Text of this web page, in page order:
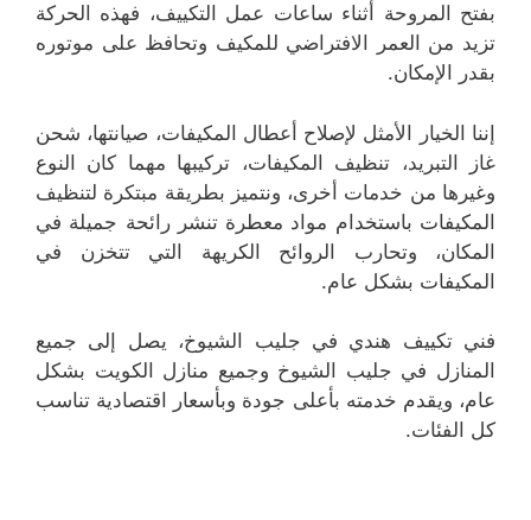
بفتح المروحة أثناء ساعات عمل التكييف، فهذه الحركة
تزيد من العمر الافتراضي للمكيف وتحافظ على موتوره
بقدر الإمكان.
إننا الخيار الأمثل لإصلاح أعطال المكيفات، صيانتها، شحن
غاز التبريد، تنظيف المكيفات، تركيبها مهما كان النوع
وغيرها من خدمات أخرى، ونتميز بطريقة مبتكرة لتنظيف
المكيفات باستخدام مواد معطرة تنشر رائحة جميلة في
المكان، وتحارب الروائح الكريهة التي تتخزن في
المكيفات بشكل عام.
فني تكييف هندي في جليب الشيوخ، يصل إلى جميع
المنازل في جليب الشيوخ وجميع منازل الكويت بشكل
عام، ويقدم خدمته بأعلى جودة وبأسعار اقتصادية تناسب
كل الفئات.